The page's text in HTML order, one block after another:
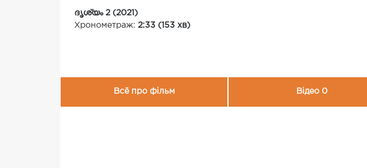
ദൃശ്യം 2 (2021)
Хронометраж: 2:33 (153 хв)
Всё про фільм Відео 0